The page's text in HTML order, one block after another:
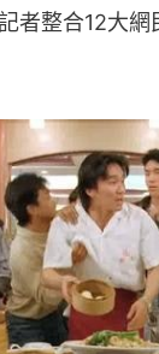
者整合12大